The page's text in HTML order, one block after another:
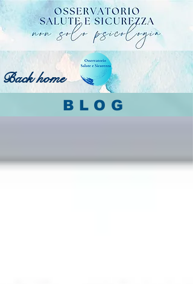
Back home
BLOG